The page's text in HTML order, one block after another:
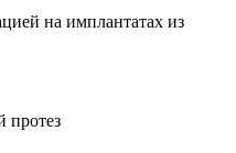
на имплантатах из
протез